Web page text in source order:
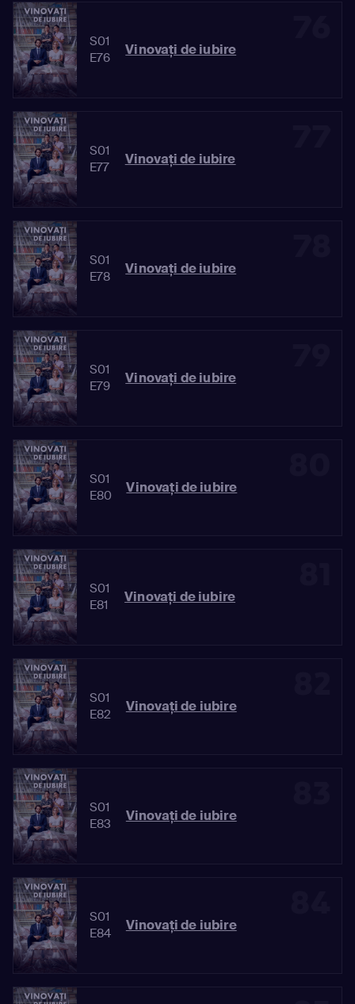
S01
E76
Vinovaţi de iubire
S01
E77
Vinovaţi de iubire
S01
E78
Vinovaţi de iubire
S01
E79
Vinovaţi de iubire
S01
E80
Vinovaţi de iubire
S01
E81
Vinovaţi de iubire
S01
E82
Vinovaţi de iubire
S01
E83
Vinovaţi de iubire
S01
E84
Vinovaţi de iubire